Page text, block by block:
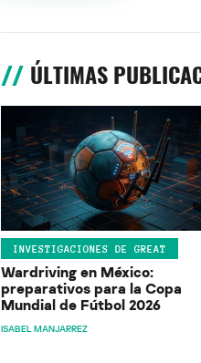
ÚLTIMAS
INVESTIGACIONES DE GREAT
Wardriving en México:
preparativos para la Copa
Mundial de Fútbol 2026
ISABEL MANJARREZ